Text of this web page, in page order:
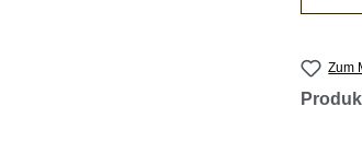
Zum